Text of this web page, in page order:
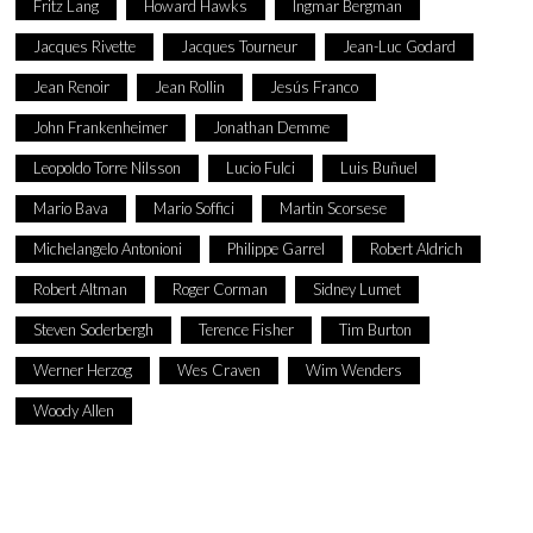
Fritz Lang Howard Hawks Ingmar Bergman
Jacques Rivette Jacques Tourneur Jean-Luc Godard
Jean Renoir Jean Rollin Jesús Franco
John Frankenheimer Jonathan Demme
Leopoldo Torre Nilsson Lucio Fulci Luis Buñuel
Mario Bava Mario Soffici Martin Scorsese
Michelangelo Antonioni Philippe Garrel Robert Aldrich
Robert Altman Roger Corman Sidney Lumet
Steven Soderbergh Terence Fisher Tim Burton
Werner Herzog Wes Craven Wim Wenders
Woody Allen